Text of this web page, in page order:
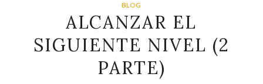
BLOG
ALCANZAR EL
SIGUIENTE NIVEL (2
PARTE)